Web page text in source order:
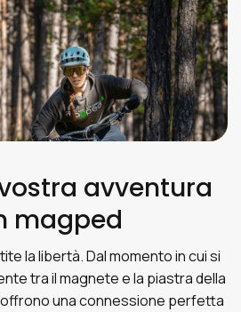
avventura
magped
la libertà. Dal momento in cui si
tra il magnete e la piastra della
una connessione perfetta